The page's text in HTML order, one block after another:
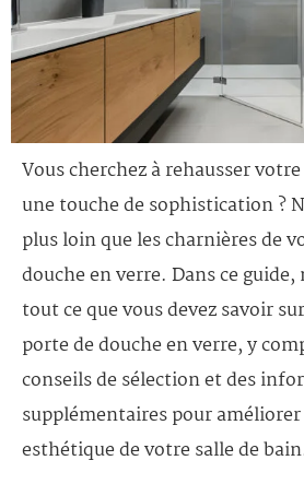
Vous cherchez à rehausser
une touche de sophistication ?
plus loin que les charnières de
douche en verre. Dans ce
tout ce que vous devez savoir
porte de douche en verre, y
conseils de sélection et des
supplémentaires pour
esthétique de votre salle de